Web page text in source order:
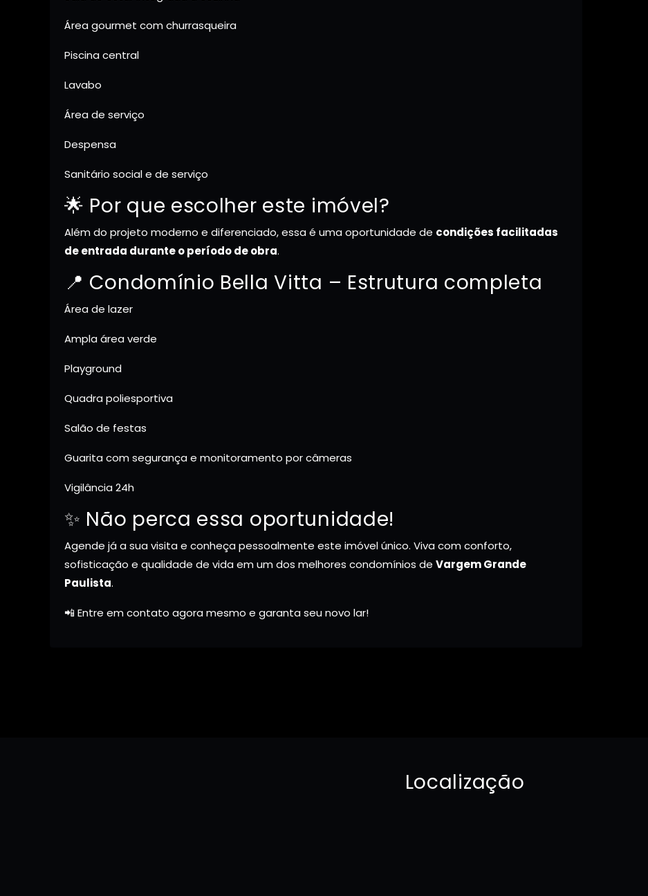
Área gourmet com churrasqueira
Piscina central
Lavabo
Área de serviço
Despensa
Sanitário social e de serviço
🌟 Por que escolher este imóvel?
Além do projeto moderno e diferenciado, essa é uma oportunidade de condições facilitadas
de entrada durante o período de obra.
📍 Condomínio Bella Vitta – Estrutura completa
Área de lazer
Ampla área verde
Playground
Quadra poliesportiva
Salão de festas
Guarita com segurança e monitoramento por câmeras
Vigilância 24h
✨ Não perca essa oportunidade!
Agende já a sua visita e conheça pessoalmente este imóvel único. Viva com conforto,
sofisticação e qualidade de vida em um dos melhores condomínios de Vargem Grande
Paulista.
📲 Entre em contato agora mesmo e garanta seu novo lar!
Localização